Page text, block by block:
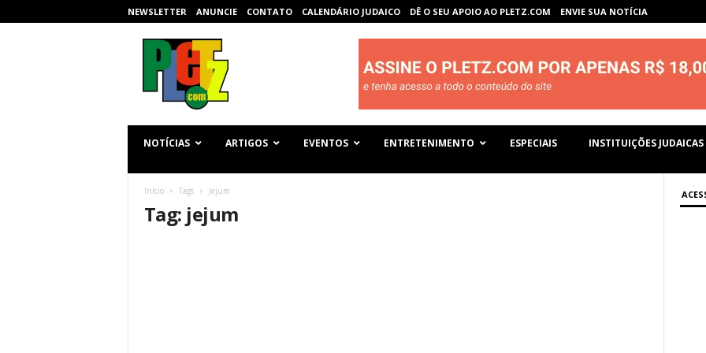
NEWSLETTER ANUNCIE CONTATO CALENDÁRIO JUDAICO DÊ O SEU APOIO AO PLETZ.COM ENVIE SUA NOTÍCIA
NOTÍCIAS ARTIGOS EVENTOS ENTRETENIMENTO ESPECIAIS INSTITUIÇÕES JUDAICAS
Início Tags Jejum
Tag: jejum